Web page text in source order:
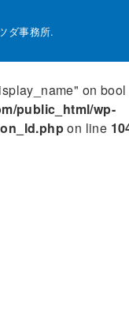
ダ事務所.
on bool
public_html/wp-
on line